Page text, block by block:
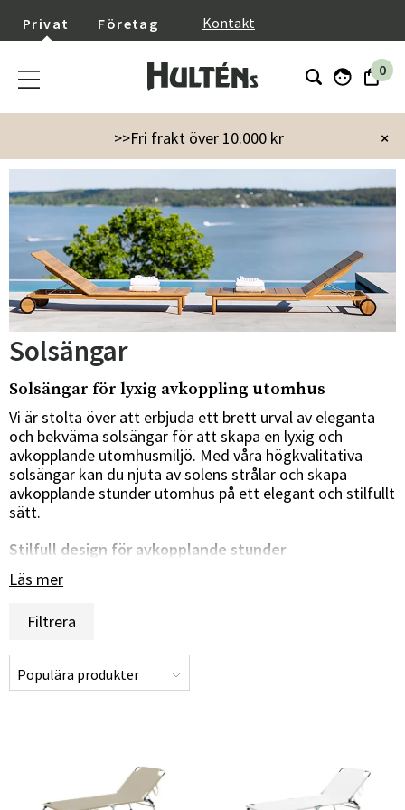
Privat Företag Kontakt
0
×
>>Fri frakt över 10.000 kr
Utemöbler Vilstolar & Relax
Solsängar
Solsängar för lyxig avkoppling utomhus
Vi är stolta över att erbjuda ett brett urval av eleganta
och bekväma solsängar för att skapa en lyxig och
avkopplande utomhusmiljö. Med våra högkvalitativa
solsängar kan du njuta av solens strålar och skapa
avkopplande stunder utomhus på ett elegant och stilfullt
sätt.
Stilfull design för avkopplande stunder
Våra solsängar är noga utvalda för att erbjuda en stilfull
om du föredrar en klassisk solsäng med justerbar
lyxig dubbelsäng för romantiska stunder, har vi alternativ
som passar din stil och behov. Våra solsängar är det
Material av hög kvalitet för hållbarhet och
väderbeständighet
Läs mer
Filtrera